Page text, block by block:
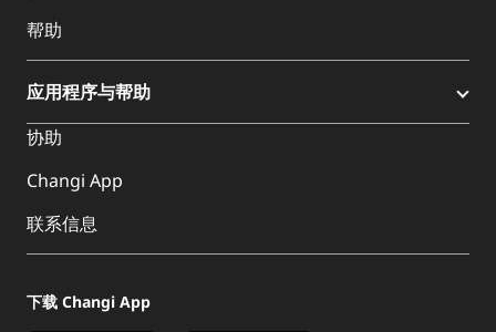
帮助
应用程序与帮助
协助
Changi App
联系信息
下载 Changi App